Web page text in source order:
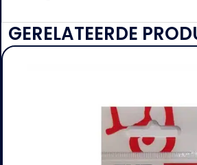
GERELATEERDE